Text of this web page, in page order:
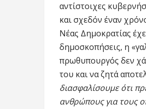
αντίστοιχες
και σχεδόν έναν
Νέας Δημοκρατίας
δημοσκοπήσεις, η
πρωθυπουργός δεν
του και να ζητά
διασφαλίσουμε ότι
ανθρώπους για τους